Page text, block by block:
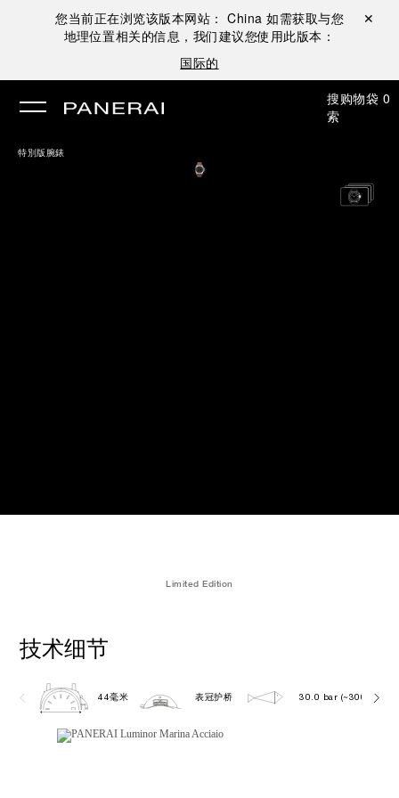
您当前正在浏览该版本网站： China 如需获取与您
地理位置相关的信息，我们建议您使用此版本：
国际的
关闭 ✕
搜
索
购物袋 0
特別版腕錶
Limited Edition
技术细节
44毫米 表冠护桥 30.0 bar (~300.0